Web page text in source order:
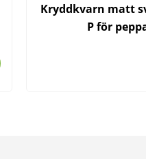
Kryddkvarn matt
P för